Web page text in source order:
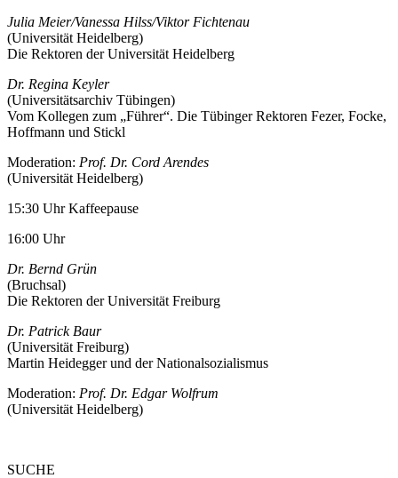
Julia Meier/Vanessa Hilss/Viktor Fichtenau
(Universität Heidelberg)
Die Rektoren der Universität Heidelberg
Dr. Regina Keyler
(Universitätsarchiv Tübingen)
Vom Kollegen zum „Führer“. Die Tübinger Rektoren Fezer, Focke,
Hoffmann und Stickl
Moderation: Prof. Dr. Cord Arendes
(Universität Heidelberg)
15:30 Uhr Kaffeepause
16:00 Uhr
Dr. Bernd Grün
(Bruchsal)
Die Rektoren der Universität Freiburg
Dr. Patrick Baur
(Universität Freiburg)
Martin Heidegger und der Nationalsozialismus
Moderation: Prof. Dr. Edgar Wolfrum
(Universität Heidelberg)
SUCHE